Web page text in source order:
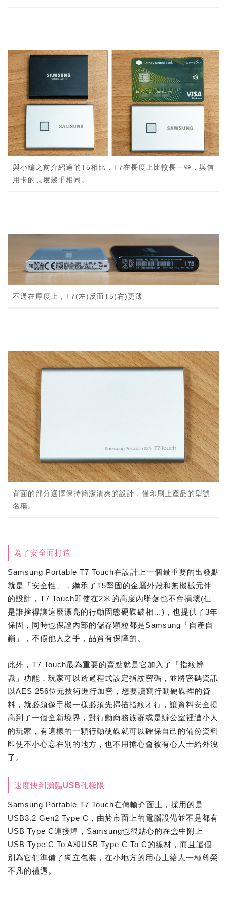
與小編之前介紹過的T5相比，T7在長度上比較長一些，與信
用卡的長度幾乎相同。
不過在厚度上，T7(左)反而T5(右)更薄
背面的部分選擇保持簡潔清爽的設計，僅印刷上產品的型號
名稱。
為了安全而打造
Samsung Portable T7 Touch在設計上一個最重要的出發點
就是「安全性」，繼承了T5堅固的金屬外殼和無機械元件
的設計，T7 Touch即使在2米的高度內墜落也不會損壞(但
是誰捨得讓這麼漂亮的行動固態硬碟破相…)，也提供了3年
保固，同時也保證內部的儲存顆粒都是Samsung「自產自
銷」，不假他人之手，品質有保障的。
此外，T7 Touch最為重要的賣點就是它加入了「指紋辨
識」功能，玩家可以透過程式設定指紋密碼，並將密碼資訊
以AES 256位元技術進行加密，想要讀寫行動硬碟裡的資
料，就必須像手機一樣必須先掃描指紋才行，讓資料安全提
高到了一個全新境界，對行動商務族群或是辦公室裡遭小人
的玩家，有這樣的一顆行動硬碟就可以確保自己的備份資料
即使不小心忘在別的地方，也不用擔心會被有心人士給外洩
了。
速度快到瀕臨USB孔極限
Samsung Portable T7 Touch在傳輸介面上，採用的是
USB3.2 Gen2 Type C，由於市面上的電腦設備並不是都有
USB Type C連接埠，Samsung也很貼心的在盒中附上
USB Type C To A和USB Type C To C的線材，而且還個
別為它們準備了獨立包裝，在小地方的用心上給人一種尊榮
不凡的禮遇。